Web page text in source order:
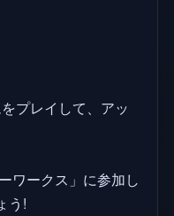
プレイして、アッ
ワークス」に参加し
う!